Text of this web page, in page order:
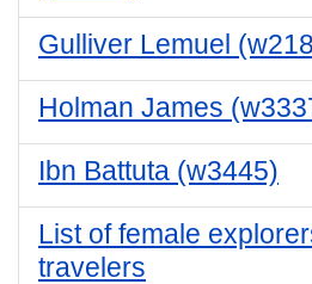
Gulliver Lemuel
Holman James
Ibn Battuta (w3445)
List of female
travelers